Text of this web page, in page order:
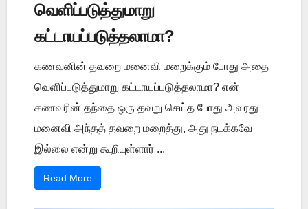
வெளிப்படுத்துமாறு
கட்டாயப்படுத்தலாமா?
கணவனின் தவறை மனைவி மறைக்கும் போது அதை
வெளிப்படுத்துமாறு கட்டாயப்படுத்தலாமா? என்
கணவரின் தந்தை ஒரு தவறு செய்த போது அவரது
மனைவி அந்தத் தவறை மறைத்து, அது நடக்கவே
இல்லை என்று கூறியுள்ளார் ...
Read More